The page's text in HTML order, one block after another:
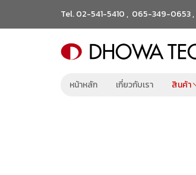
Tel.02-541-5410, 065-349-0653,
หน้าหลัก เกี่ยวกับเรา สินค้า